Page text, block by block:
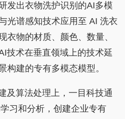
发出衣物洗护识别的AI多模
光谱感知技术应用至 AI 洗衣
衣物的材质、颜色、数量、
技术在垂直领域上的技术延
构建的专有多模态模型。
及算法处理上，一目科技通
习和分析，创建企业专有